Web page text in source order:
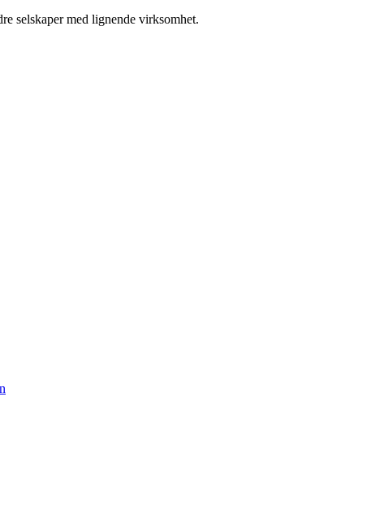
selskaper med lignende virksomhet.